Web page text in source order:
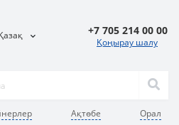
Ақтөбе Орал
+7 705 214 00 00
Қоңырау шалу